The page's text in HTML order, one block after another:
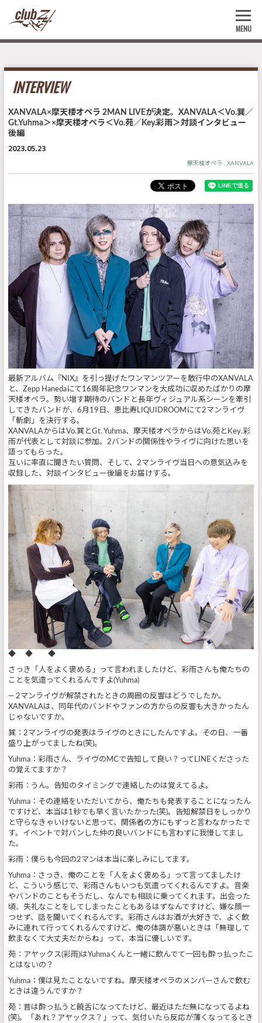
MENU
INTERVIEW
XANVALA×摩天楼オペラ 2MAN LIVEが決定。XANVALA＜Vo.巽／
Gt.Yuhma＞×摩天楼オペラ＜Vo.苑／Key.彩雨＞対談インタビュー
後編
2023.05.23
摩天楼オペラ XANVALA
最新アルバム『NIX』を引っ提げたワンマンツアーを敢行中のXANVALA
と、Zepp Hanedaにて16周年記念ワンマンを大成功に収めたばかりの摩
天楼オペラ。勢い増す期待のバンドと長年ヴィジュアル系シーンを牽引
してきたバンドが、6月19日、恵比寿LIQUIDROOMにて2マンライヴ
「斬劇」を決行する。
XANVALAからはVo.巽とGt. Yuhma、摩天楼オペラからはVo.苑とKey.彩
雨が代表として対談に参加。2バンドの関係性やライヴに向けた思いを
語ってもらった。
互いに率直に聞きたい質問、そして、2マンライヴ当日への意気込みを
収録した、対談インタビュー後編をお届けする。
◆ ◆ ◆
さっき「人をよく褒める」って言われましたけど、彩雨さんも俺たちの
ことを気遣ってくれるんですよ(Yuhma)
― 2マンライヴが解禁されたときの周囲の反響はどうでしたか。
XANVALAは、同年代のバンドやファンの方からの反響も大きかったん
じゃないですか。
巽：2マンライヴの発表はライヴのときにしたんですよ。その日、一番
盛り上がってましたね(笑)。
Yuhma：彩雨さん、ライヴのMCで告知して良い？ってLINEくださった
の覚えてますか？
彩雨：うん。告知のタイミングで連絡したのは覚えてるよ。
Yuhma：その連絡をいただいてから、俺たちも発表することになったん
ですけど、本当は1秒でも早く言いたかった(笑)。告知解禁日をしっかり
と守らなきゃいけないと思って、関係者の方にもずっと言わなかったで
す。イベントで対バンした仲の良いバンドにも言わずに我慢してまし
た。
彩雨：僕らも今回の2マンは本当に楽しみにしてます。
Yuhma：さっき、俺のことを「人をよく褒める」って言ってましたけ
ど、こういう感じで、彩雨さんもいつも気遣ってくれるんですよ。音楽
やバンドのこともそうだし、なんでも相談に乗ってくれます。出会った
頃、失礼なことをしてしまったこともあるはずなんですけど、嫌な顔一
つせず、話を聞いてくれるんです。彩雨さんはお酒が大好きで、よく飲
みに連れて行ってくれるんですけど、俺の体調が悪いときは「無理して
飲まなくて大丈夫だからね」って、本当に優しいです。
苑：アヤックス(彩雨)はYuhmaくんと一緒に飲んでて一回も酔っ払ったこ
とはないの？
Yuhma：僕は見たことないですね。摩天楼オペラのメンバーさんで飲む
ときは違うんですか？
苑：昔は酔っ払うと饒舌になってたけど、最近はただ無になってるよね
(笑)。「あれ？アヤックス？」って、気付いたら反応が薄くなってるとき